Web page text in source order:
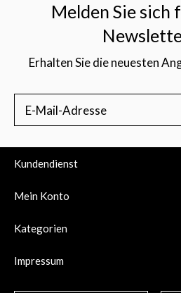
Melden Sie sich
Erhalten Sie die neuesten
Kundendienst
Mein Konto
Kategorien
Impressum